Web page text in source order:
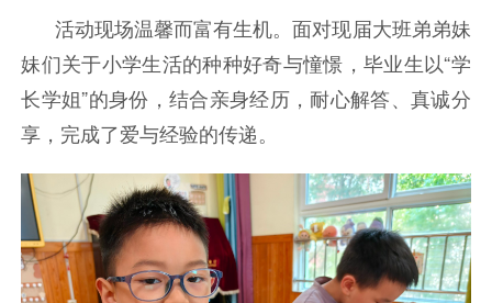
活动现场温馨而富有生机。面对现届大班弟弟妹
妹们关于小学生活的种种好奇与憧憬，毕业生以“学
长学姐”的身份，结合亲身经历，耐心解答、真诚分
享，完成了爱与经验的传递。